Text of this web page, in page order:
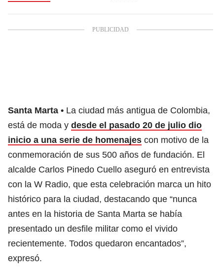
Santa Marta
La ciudad más antigua de Colombia,
está de moda y desde el pasado 20 de julio dio
inicio a una serie de homenajes con motivo de la
conmemoración de sus 500 años de fundación. El
alcalde Carlos Pinedo Cuello aseguró en entrevista
con la W Radio, que esta celebración marca un hito
histórico para la ciudad, destacando que “nunca
antes en la historia de Santa Marta se había
presentado un desfile militar como el vivido
recientemente. Todos quedaron encantados”,
expresó.